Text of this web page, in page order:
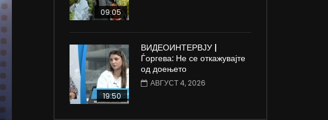
09:05
19:50
ВИДЕОИНТЕРВЈУ |
Ѓоргева: Не се откажувајте
од доењето
АВГУСТ 4, 2026